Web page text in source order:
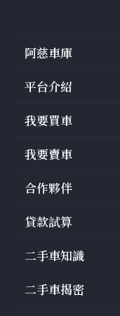
阿慈車庫
平台介紹
我要買車
我要賣車
合作夥伴
貸款試算
二手車知識
二手車揭密